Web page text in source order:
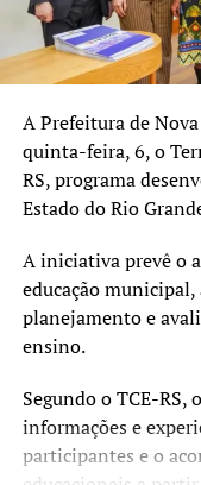
A Prefeitura de
quinta-feira, 6, o
RS, programa
Estado do Rio
A iniciativa prevê o
educação
planejamento e
ensino.
Segundo o TCE-RS,
informações e
participantes e o